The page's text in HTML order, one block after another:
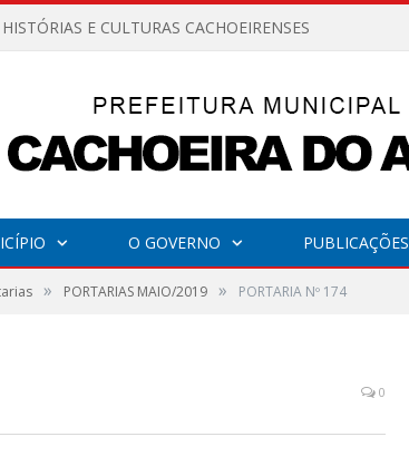
E CULTURAS CACHOEIRENSES
O GOVERNO PUBLICAÇÕES
» PORTARIAS MAIO/2019 » PORTARIA Nº 174
0